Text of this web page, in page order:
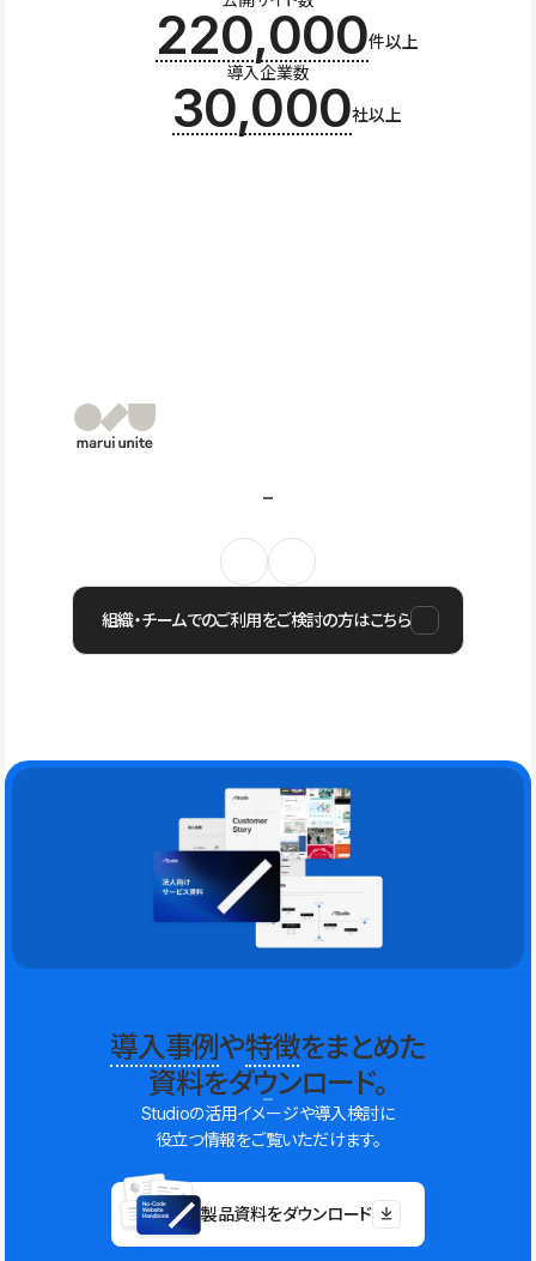
220,000件以上
導入企業数
30,000社以上
組織・チームでのご利用をご検討の方はこちら
導入事例や特徴をまとめた
資料をダウンロード。
Studioの活用イメージや導入検討に
役立つ情報をご覧いただけます。
製品資料をダウンロード